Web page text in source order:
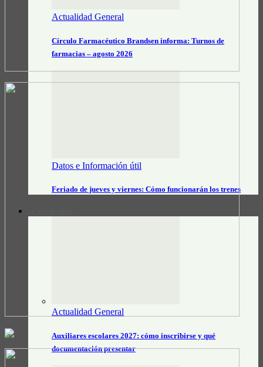
Actualidad General
Círculo Farmacéutico Brandsen informa: Turnos de
farmacias – agosto 2026
Datos e Información útil
Feriado de jueves y viernes: Cómo funcionarán los trenes
Actualidad General
Auxiliares escolares 2027: cómo inscribirse y qué
documentación presentar